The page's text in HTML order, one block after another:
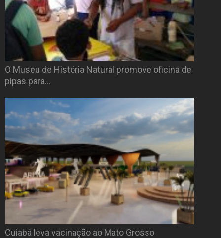
O Museu de História Natural promove oficina de
pipas para…
Cuiabá leva vacinação ao Mato Grosso